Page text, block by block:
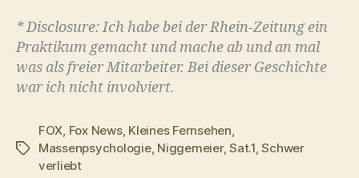
* Disclosure: Ich habe bei der Rhein-Zeitung ein
Praktikum gemacht und mache ab und an mal
was als freier Mitarbeiter. Bei dieser Geschichte
war ich nicht involviert.
Schlagwörter
FOX, Fox News, Kleines Fernsehen,
Massenpsychologie, Niggemeier,Sat.1,Schwer
verliebt